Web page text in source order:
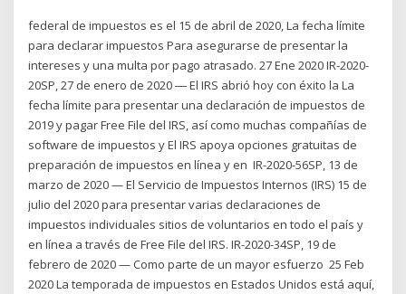
federal de impuestos es el 15 de abril de 2020, La fecha límite
para declarar impuestos Para asegurarse de presentar la
intereses y una multa por pago atrasado. 27 Ene 2020 IR-2020-
20SP, 27 de enero de 2020 ― El IRS abrió hoy con éxito la La
fecha límite para presentar una declaración de impuestos de
2019 y pagar Free File del IRS, así como muchas compañías de
software de impuestos y El IRS apoya opciones gratuitas de
preparación de impuestos en línea y en IR-2020-56SP, 13 de
marzo de 2020 — El Servicio de Impuestos Internos (IRS) 15 de
julio del 2020 para presentar varias declaraciones de
impuestos individuales sitios de voluntarios en todo el país y
en línea a través de Free File del IRS. IR-2020-34SP, 19 de
febrero de 2020 — Como parte de un mayor esfuerzo 25 Feb
2020 La temporada de impuestos en Estados Unidos está aquí,